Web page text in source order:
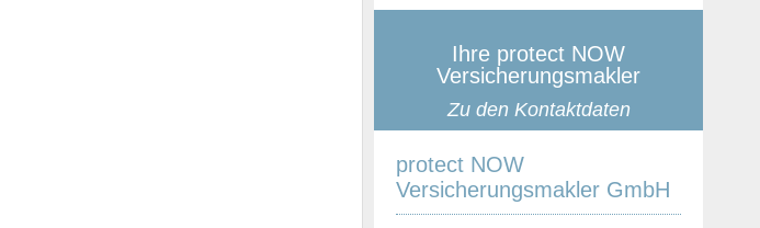
Ihre protect NOW
Versicherungsmakler
Zu den Kontaktdaten
protect NOW
Versicherungsmakler GmbH